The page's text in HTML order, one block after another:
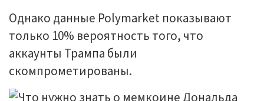
Однако данные Polymarket показывают
только 10% вероятность того, что
аккаунты Трампа были
скомпрометированы.